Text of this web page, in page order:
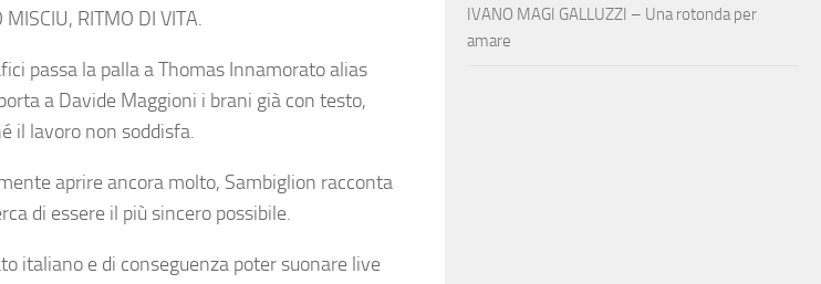
RITMO DI VITA.
passa la palla a Thomas Innamorato alias
a Davide Maggioni i brani già con testo,
il lavoro non soddisfa.
aprire ancora molto, Sambiglion racconta
di essere il più sincero possibile.
italiano e di conseguenza poter suonare live
IVANO MAGI GALLUZZI – Una rotonda per
amare